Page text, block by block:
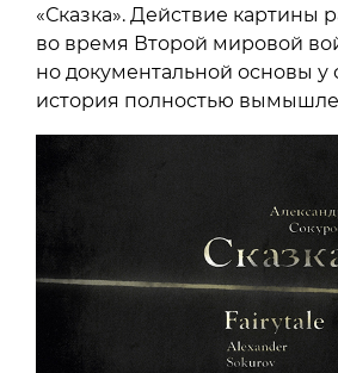
«Сказка». Действие картины
во время Второй мировой
но документальной основы у
история полностью